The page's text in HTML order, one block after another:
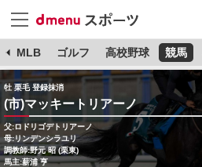
MLB ゴルフ 高校野球 競馬
牡 栗毛 登録抹消
(市)マッキートリアーノ
父:ロドリゴデトリアーノ
母:リンデンシラユリ
調教師:野元 昭 (栗東)
馬主:薪浦 亨